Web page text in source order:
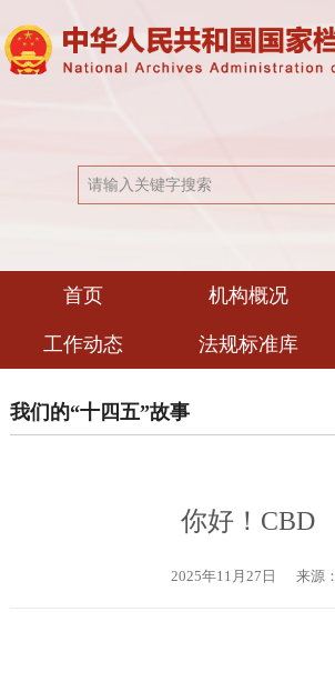
首页 机构概况
工作动态 法规标准库
我们的“十四五”故事
你好！CBD
2025年11月27日 来源：